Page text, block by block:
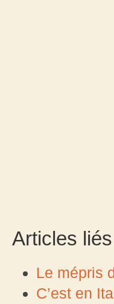
Articles liés
Le mépris
C’est en